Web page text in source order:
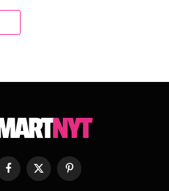
Facebook
X
(Twitter)
Pinterest